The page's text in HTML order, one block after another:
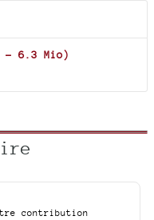
- 6.3 Mio)
contribution